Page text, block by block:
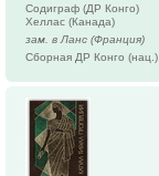
Содиграф (ДР Конго)
Хеллас (Канада)
зам. в Ланс (Франция)
Сборная ДР Конго (нац.)